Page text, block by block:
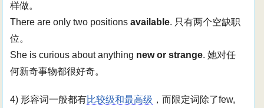
样做。
There are only two positionsavailable. 只有两个空缺职
位。
She is curious about anything new or strange. 她对任
何新奇事物都很好奇。
4) 形容词一般都有比较级和最高级 ，而限定词除了few,